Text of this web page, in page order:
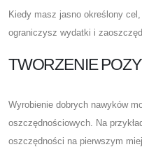
Kiedy masz jasno określony
ograniczysz wydatki i
TWORZENIE
Wyrobienie dobrych nawyków
oszczędnościowych. Na
oszczędności na pierwszym